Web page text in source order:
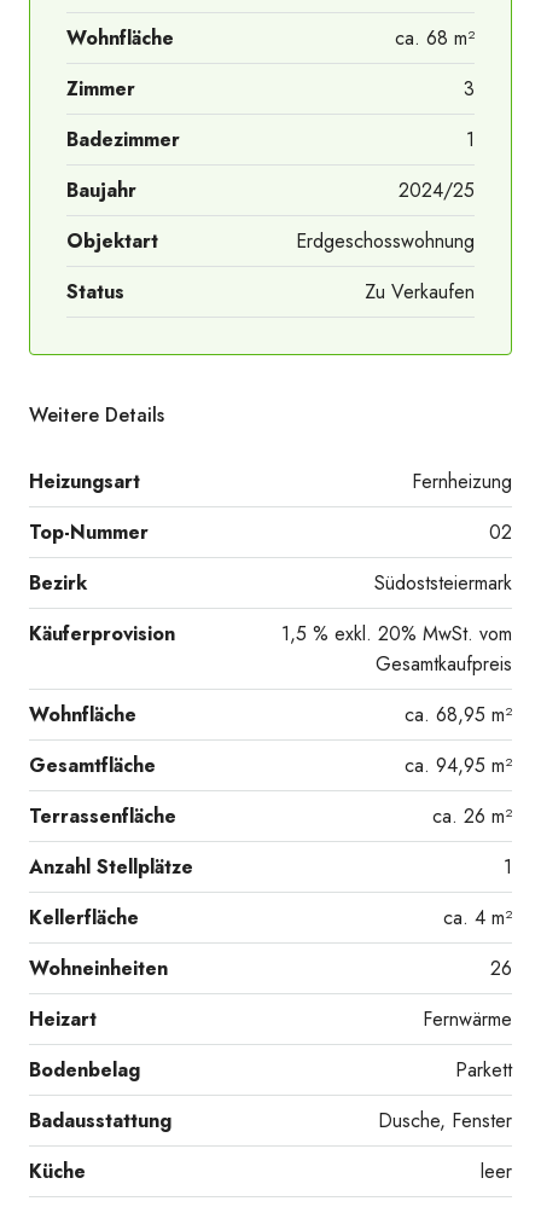
Wohnfläche
ca. 68 m²
Zimmer
3
Badezimmer
1
Baujahr
2024/25
Objektart
Erdgeschosswohnung
Status
Zu Verkaufen
Weitere Details
Heizungsart
Fernheizung
Top-Nummer
02
Bezirk
Südoststeiermark
Käuferprovision
1,5 % exkl. 20% MwSt. vom
Gesamtkaufpreis
Wohnfläche
ca. 68,95 m²
Gesamtfläche
ca. 94,95 m²
Terrassenfläche
ca. 26 m²
Anzahl Stellplätze
1
Kellerfläche
ca. 4 m²
Wohneinheiten
26
Heizart
Fernwärme
Bodenbelag
Parkett
Badausstattung
Dusche, Fenster
Küche
leer